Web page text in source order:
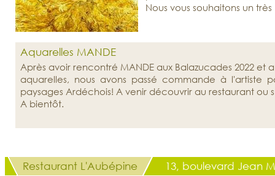
Nous vous souhaitons un
Aquarelles MANDE
Après avoir rencontré MANDE aux Balazucades 2022 et
aquarelles, nous avons passé commande à l'artiste
paysages Ardéchois! A venir découvrir au restaurant ou
A bientôt.
Restaurant L'Aubépine 13, boulevard Jean